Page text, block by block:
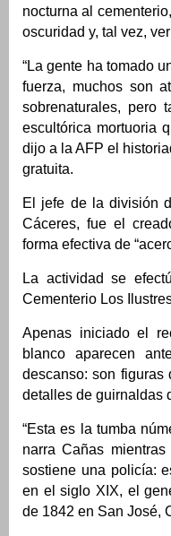
nocturna al
oscuridad y, tal vez,
“La gente ha tomado
fuerza, muchos son
sobrenaturales, pero
escultórica mortuoria
dijo a la AFP el
gratuita.
El jefe de la división
Cáceres, fue el
forma efectiva de
La actividad se
Cementerio Los
Apenas iniciado el
blanco aparecen
descanso: son figuras
detalles de guirnaldas
“Esta es la tumba
narra Cañas
sostiene una policía:
en el siglo XIX, el
de 1842 en San José,